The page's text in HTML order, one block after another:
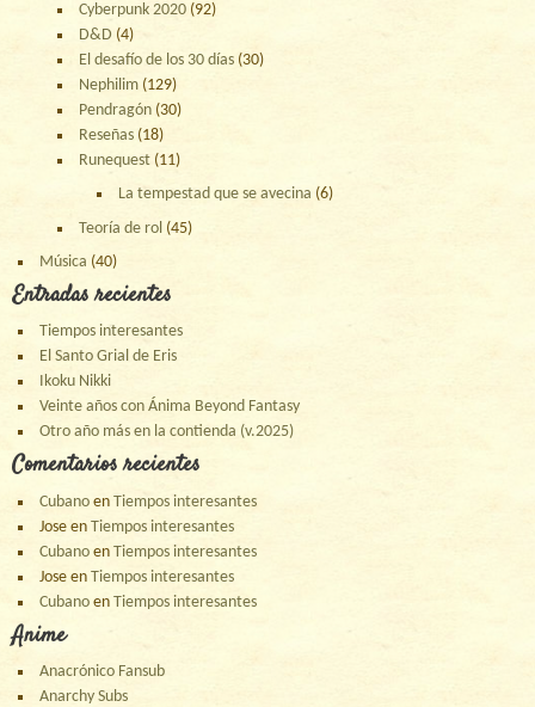
Cyberpunk 2020 (92)
D&D (4)
El desafío de los 30 días (30)
Nephilim (129)
Pendragón (30)
Reseñas (18)
Runequest (11)
La tempestad que se avecina (6)
Teoría de rol (45)
Música (40)
Entradas recientes
Tiempos interesantes
El Santo Grial de Eris
Ikoku Nikki
Veinte años con Ánima Beyond Fantasy
Otro año más en la contienda (v.2025)
Comentarios recientes
Cubano enTiempos interesantes
Jose enTiempos interesantes
Cubano enTiempos interesantes
Jose enTiempos interesantes
Cubano enTiempos interesantes
Anime
Anacrónico Fansub
Anarchy Subs